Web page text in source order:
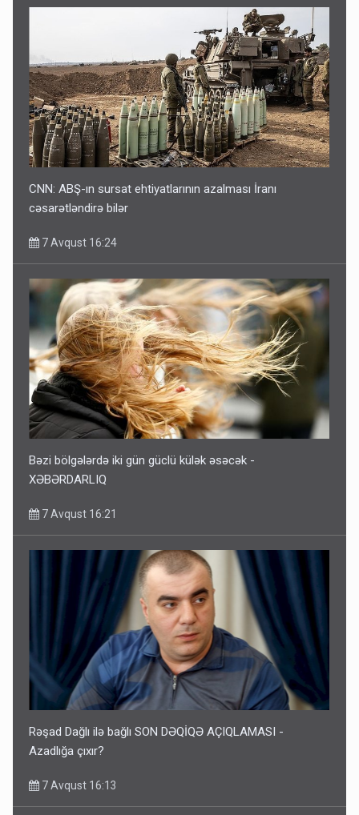
CNN: ABŞ-ın sursat ehtiyatlarının azalması İranı
cəsarətləndirə bilər
7 Avqust 16:24
Bəzi bölgələrdə iki gün güclü külək əsəcək -
XƏBƏRDARLIQ
7 Avqust 16:21
Rəşad Dağlı ilə bağlı SON DƏQİQƏ AÇIQLAMASI -
Azadlığa çıxır?
7 Avqust 16:13